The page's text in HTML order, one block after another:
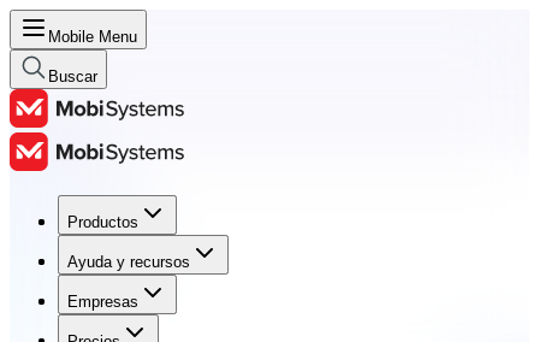
Mobile Menu
Buscar
Productos
Ayuda y recursos
Empresas
Productos
Ayuda y recursos
Empresas